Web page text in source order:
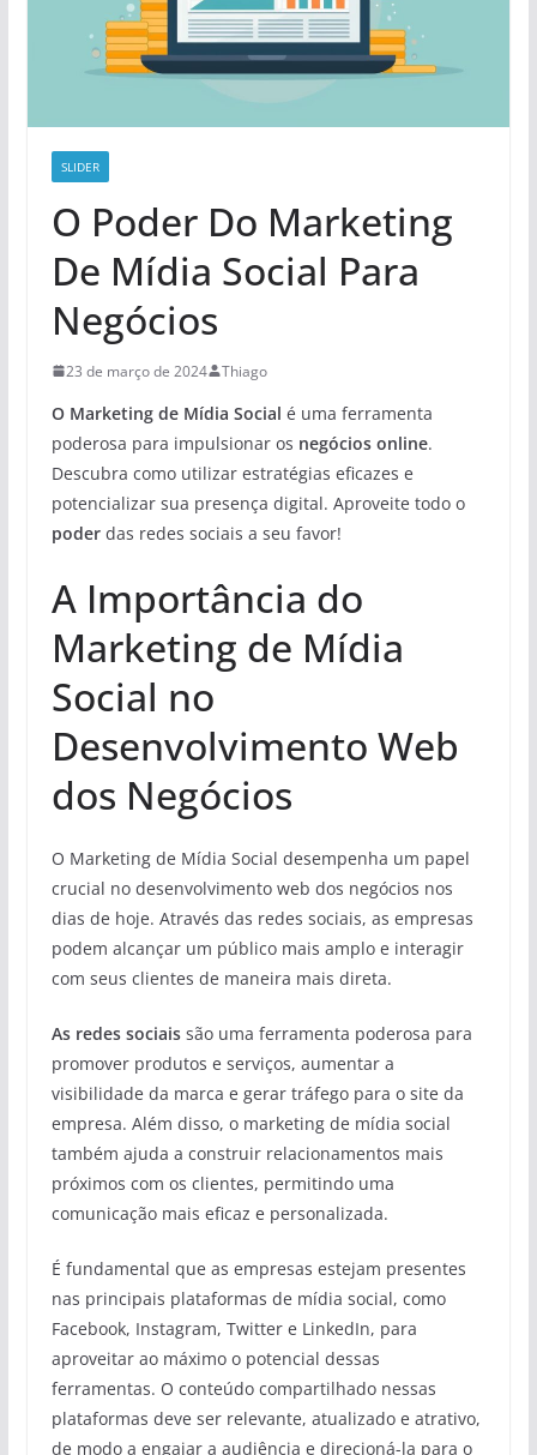
SLIDER
O Poder Do Marketing
De Mídia Social Para
Negócios
23 de março de 2024 Thiago
O Marketing de Mídia Social é uma ferramenta
poderosa para impulsionar os negócios online.
Descubra como utilizar estratégias eficazes e
potencializar sua presença digital. Aproveite todo o
poderdas redes sociais a seu favor!
A Importância do
Marketing de Mídia
Social no
Desenvolvimento Web
dos Negócios
O Marketing de Mídia Social desempenha um papel
crucial no desenvolvimento web dos negócios nos
dias de hoje. Através das redes sociais, as empresas
podem alcançar um público mais amplo e interagir
com seus clientes de maneira mais direta.
As redes sociaissão uma ferramenta poderosa para
promover produtos e serviços, aumentar a
visibilidade da marca e gerar tráfego para o site da
empresa. Além disso, o marketing de mídia social
também ajuda a construir relacionamentos mais
próximos com os clientes, permitindo uma
comunicação mais eficaz e personalizada.
É fundamental que as empresas estejam presentes
nas principais plataformas de mídia social, como
Facebook, Instagram, Twitter e LinkedIn, para
aproveitar ao máximo o potencial dessas
ferramentas. O conteúdo compartilhado nessas
plataformas deve ser relevante, atualizado e atrativo,
de modo a engajar a audiência e direcioná-la para o